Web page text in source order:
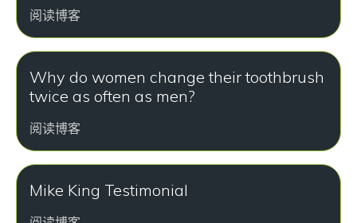
阅读博客
Why do women change their toothbrush
twice as often as men?
阅读博客
Mike King Testimonial